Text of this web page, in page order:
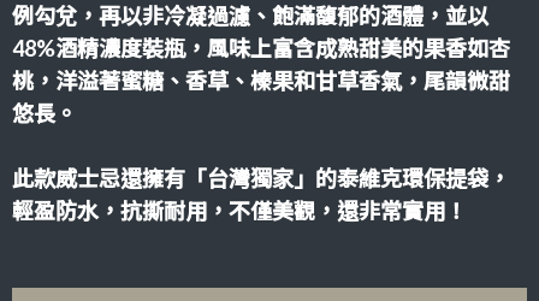
例勾兌，再以非冷凝過濾、飽滿馥郁的酒體，並以
48%酒精濃度裝瓶，風味上富含成熟甜美的果香如杏
桃，洋溢著蜜糖、香草、榛果和甘草香氣，尾韻微甜
悠長。
此款威士忌還擁有「台灣獨家」的泰維克環保提袋，
輕盈防水，抗撕耐用，不僅美觀，還非常實用！